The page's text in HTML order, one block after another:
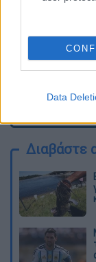
Data
Διαβάστε